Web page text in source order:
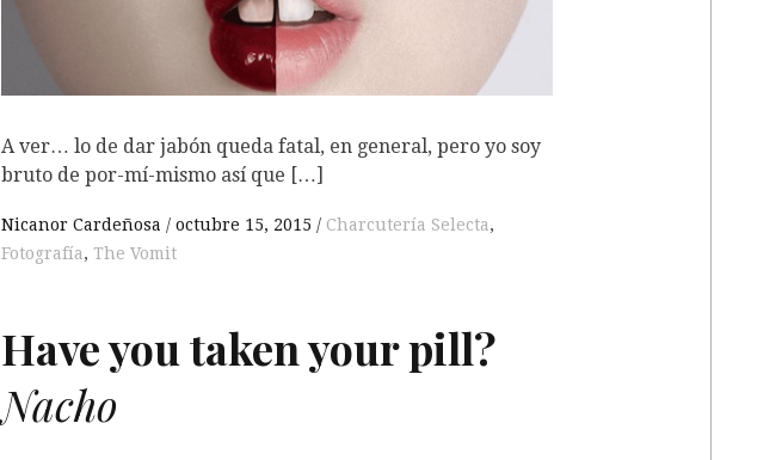
A ver… lo de dar jabón queda fatal, en general, pero yo soy
bruto de por-mí-mismo así que […]
Nicanor Cardeñosa octubre 15, 2015 Charcutería Selecta,
Fotografía, The Vomit
Have you taken your pill?
Nacho